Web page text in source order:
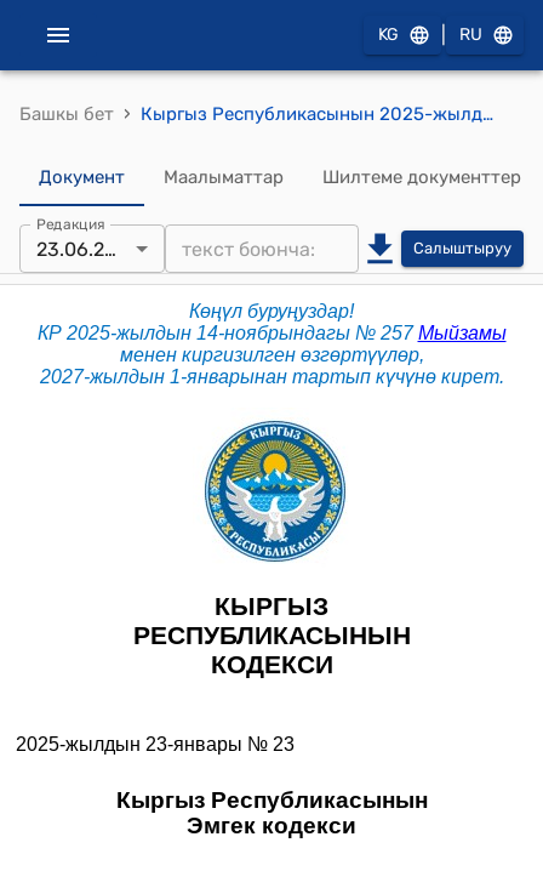
KG RU
Башкы бет › Кыргыз Республикасынын 2025-жылдын 23-январындагы № 23 "Кыргыз Республикасынын Эмгек кодекси" Кодекси
Документ Маалыматтар Шилтеме документтер
Редакция
23.06.2026 Салыштыруу